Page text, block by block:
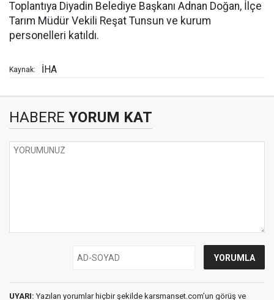
Toplantıya Diyadin Belediye Başkanı Adnan Doğan, İlçe
Tarım Müdür Vekili Reşat Tunsun ve kurum
personelleri katıldı.
Kaynak: İHA
HABERE YORUM KAT
UYARI: Yazılan yorumlar hiçbir şekilde karsmanset.com’un görüş ve